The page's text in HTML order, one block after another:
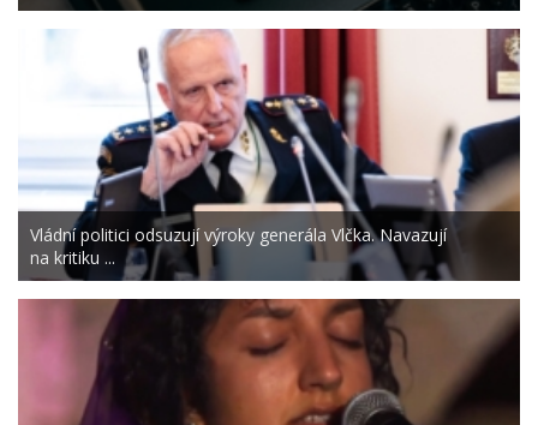
Vládní politici odsuzují výroky generála Vlčka. Navazují
na kritiku ...